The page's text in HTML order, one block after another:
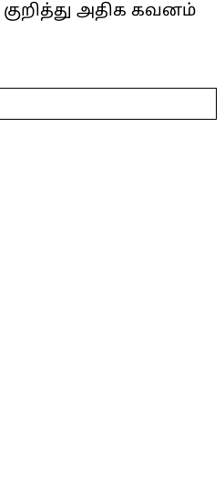
அதிக கவனம்